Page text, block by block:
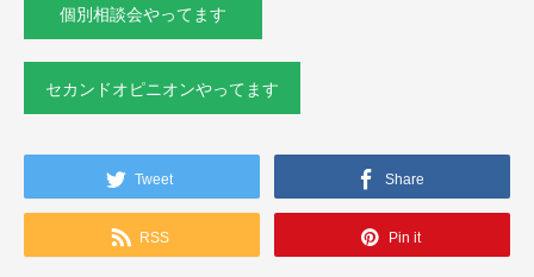
個別相談会やってます
セカンドオピニオンやってます
Tweet Share
RSS Pin it